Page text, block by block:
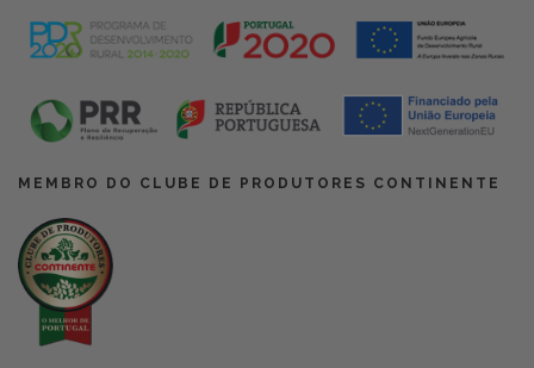
MEMBRO DO CLUBE DE PRODUTORES CONTINENTE